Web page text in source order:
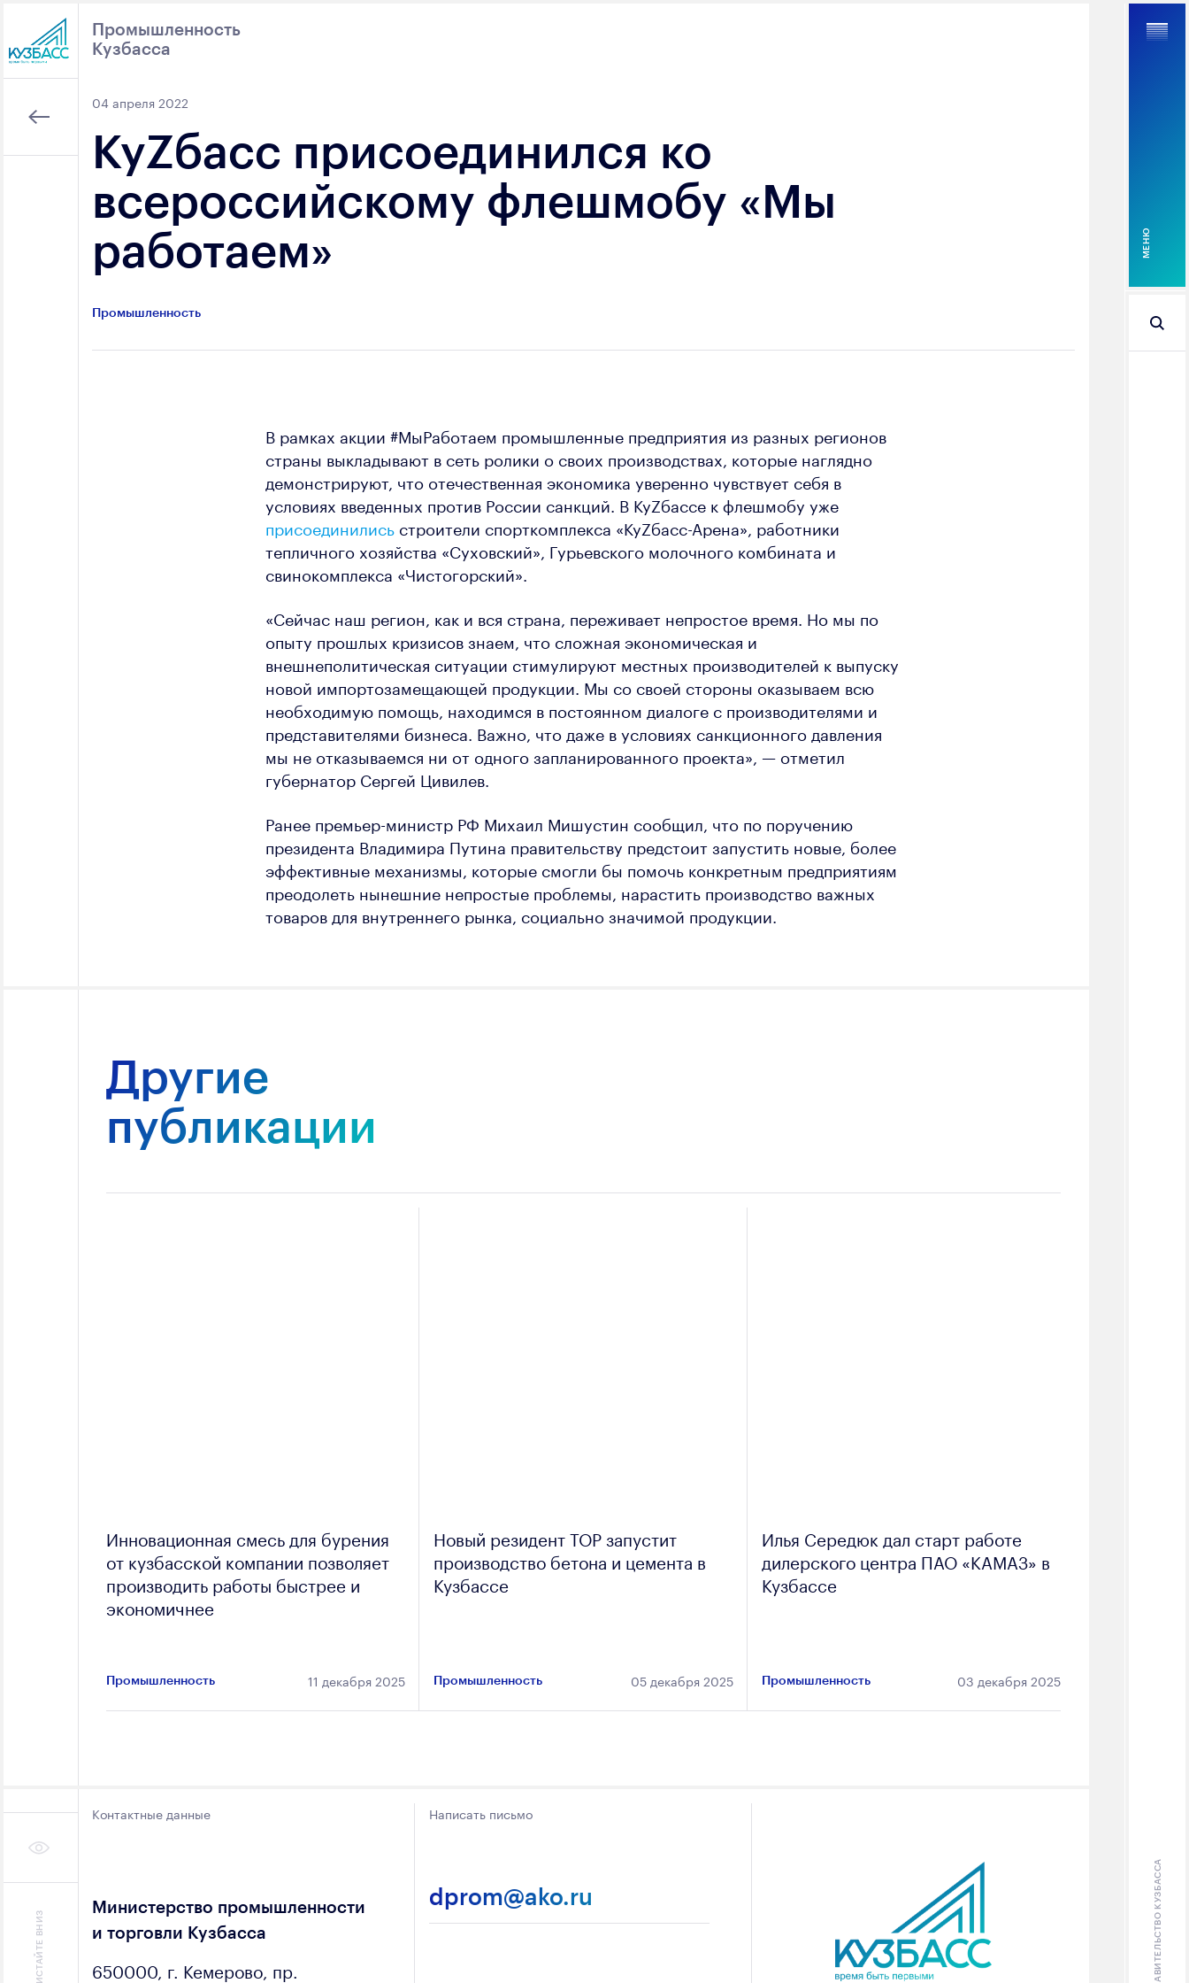
Промышленность
Кузбасса
ЛИСТАЙТЕ ВНИЗ
MEНЮ
ПРАВИТЕЛЬСТВО КУЗБАССА
04 апреля 2022
КуZбасс присоединился ко
всероссийскому флешмобу «Мы
работаем»
Промышленность
В рамках акции #МыРаботаем промышленные предприятия из разных регионов
страны выкладывают в сеть ролики о своих производствах, которые наглядно
демонстрируют, что отечественная экономика уверенно чувствует себя в
условиях введенных против России санкций. В КуZбассе к флешмобу уже
присоединилисьстроители спорткомплекса «КуZбасс-Арена», работники
тепличного хозяйства «Суховский», Гурьевского молочного комбината и
свинокомплекса «Чистогорский».
«Сейчас наш регион, как и вся страна, переживает непростое время. Но мы по
опыту прошлых кризисов знаем, что сложная экономическая и
внешнеполитическая ситуации стимулируют местных производителей к выпуску
новой импортозамещающей продукции. Мы со своей стороны оказываем всю
необходимую помощь, находимся в постоянном диалоге с производителями и
представителями бизнеса. Важно, что даже в условиях санкционного давления
мы не отказываемся ни от одного запланированного проекта», — отметил
губернатор Сергей Цивилев.
Ранее премьер-министр РФ Михаил Мишустин сообщил, что по поручению
президента Владимира Путина правительству предстоит запустить новые, более
эффективные механизмы, которые смогли бы помочь конкретным предприятиям
преодолеть нынешние непростые проблемы, нарастить производство важных
товаров для внутреннего рынка, социально значимой продукции.
Другие
публикации
Инновационная смесь для бурения
от кузбасской компании позволяет
производить работы быстрее и
экономичнее
Промышленность 11 декабря 2025
Новый резидент ТОР запустит
производство бетона и цемента в
Кузбассе
Промышленность 05 декабря 2025
Илья Середюк дал старт работе
дилерского центра ПАО «КАМАЗ» в
Кузбассе
Промышленность 03 декабря 2025
Контактные данные
Министерство промышленности
и торговли Кузбасса
650000, г. Кемерово, пр.
Написать письмо
dprom@ako.ru